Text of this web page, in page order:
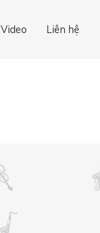
Video Liên hệ